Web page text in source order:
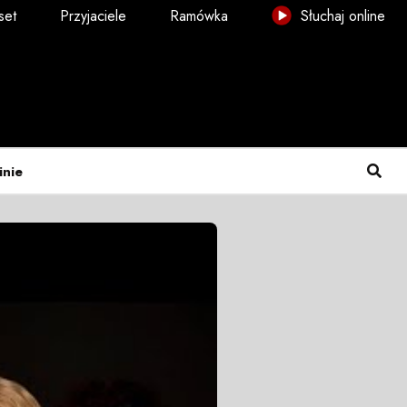
Przyjaciele Ramówka Słuchaj online